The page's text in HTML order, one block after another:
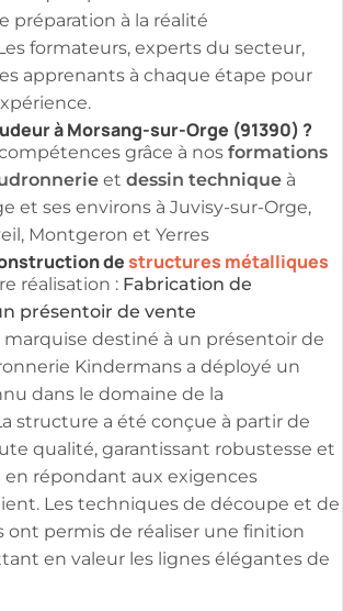
préparation à la réalité
formateurs, experts du secteur,
apprenants à chaque étape pour
à Morsang-sur-Orge (91390) ?
grâce à nosformations
et dessin technique à
et ses environs à Juvisy-sur-Orge,
Montgeron et Yerres
destructures métalliques
réalisation : Fabrication de
présentoir de vente
destiné à un présentoir de
Kindermans a déployé un
dans le domaine de la
structure a été conçue à partir de
qualité, garantissant robustesse et
répondant aux exigences
Les techniques de découpe et de
ont permis de réaliser une finition
en valeur les lignes élégantes de